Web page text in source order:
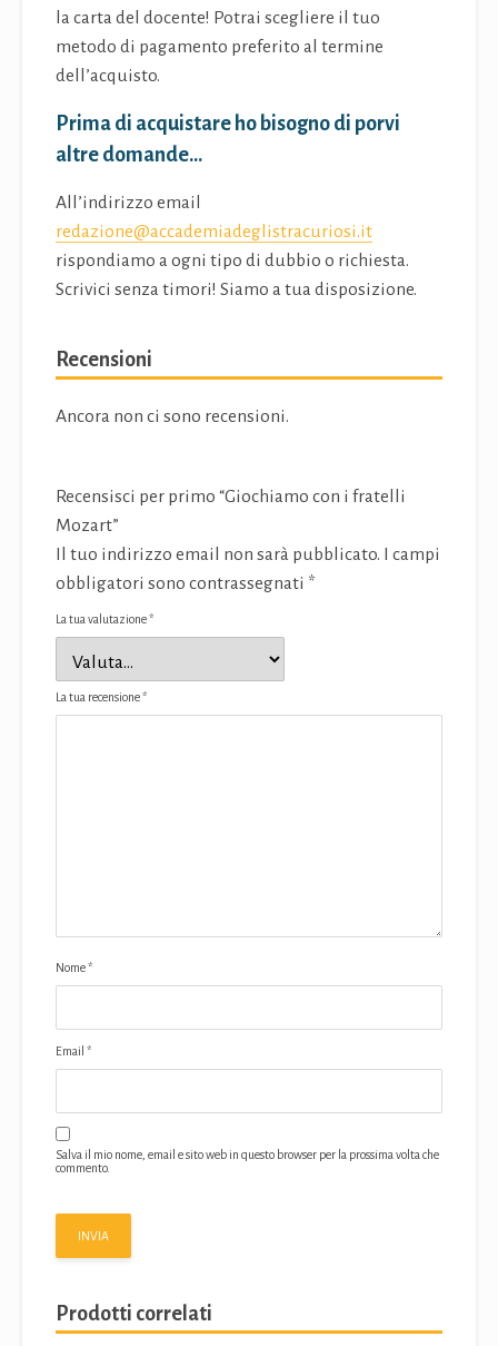
la carta del docente! Potrai scegliere il tuo
metodo di pagamento preferito al termine
dell’acquisto.
Prima di acquistare ho bisogno di porvi
altre domande…
All’indirizzo email
redazione@accademiadeglistracuriosi.it
rispondiamo a ogni tipo di dubbio o richiesta.
Scrivici senza timori! Siamo a tua disposizione.
Recensioni
Ancora non ci sono recensioni.
Recensisci per primo “Giochiamo con i fratelli
Mozart”
Il tuo indirizzo email non sarà pubblicato. I campi
obbligatori sono contrassegnati *
La tua valutazione*
La tua recensione*
Nome*
Email *
Salva il mio nome, email e sito web in questo browser per la prossima volta che
commento.
Prodotti correlati